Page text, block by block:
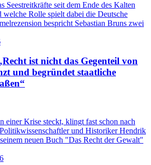
Seestreitkräfte seit dem Ende des Kalten
welche Rolle spielt dabei die Deutsche
bespricht Sebastian Bruns zwei
ist nicht das Gegenteil von
und begründet staatliche
einer Krise steckt, klingt fast schon nach
und Historiker Hendrik
neuen Buch "Das Recht der Gewalt"